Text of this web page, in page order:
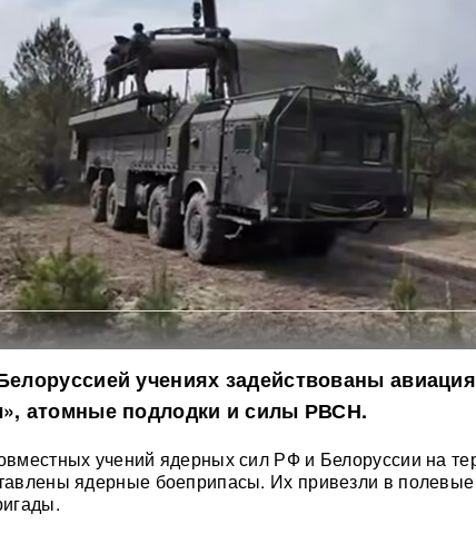
учениях задействованы
атомные подлодки и силы РВСН.
учений ядерных сил РФ и Белоруссии на
ядерные боеприпасы. Их привезли в полевые